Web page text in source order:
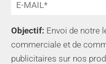
Objectif: Envoi de notre
commerciale et de
publicitaires sur nos